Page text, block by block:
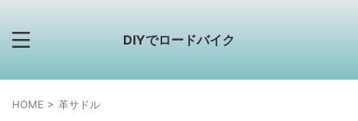
DIYでロードバイク
HOME > 革サドル